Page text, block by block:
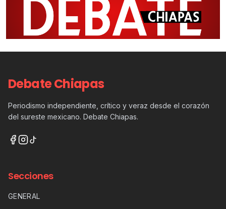
Debate Chiapas
Periodismo independiente, crítico y veraz desde el corazón
del sureste mexicano. Debate Chiapas.
Secciones
GENERAL